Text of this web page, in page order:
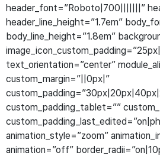
header_font=”Roboto|700|||||||”
header_line_height=”1.7em”
body_line_height=”1.8em”
text_orientation=”center”
custom_margin=”||0px|”
custom_padding_tablet=””
animation_style=”zoom”
animation=”off”